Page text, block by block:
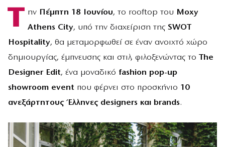
Τ ην Πέμπτη 18 Ιουνίου, το rooftop του Moxy
Athens City, υπό την διαχείριση της SWOT
Hospitality, θα μεταμορφωθεί σε έναν ανοιχτό χώρο
δημιουργίας, έμπνευσης και στιλ, φιλοξενώντας το The
Designer Edit, ένα μοναδικό fashion pop-up
showroom event που φέρνει στο προσκήνιο 10
ανεξάρτητους Έλληνες designers και brands.